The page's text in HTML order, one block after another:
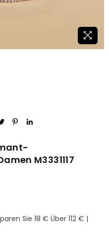
M3331117
Sie 18 € Über 112 € |